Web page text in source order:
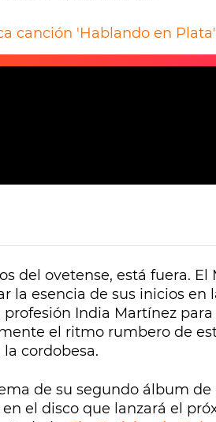
canción 'Hablando en Plata'
del ovetense, está fuera. El
la esencia de sus inicios en
India Martínez para
el ritmo rumbero de
cordobesa.
de su segundo álbum de
el disco que lanzará el